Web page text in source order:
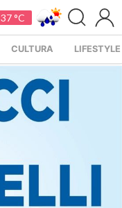
37 °C
CULTURA LIFESTYLE